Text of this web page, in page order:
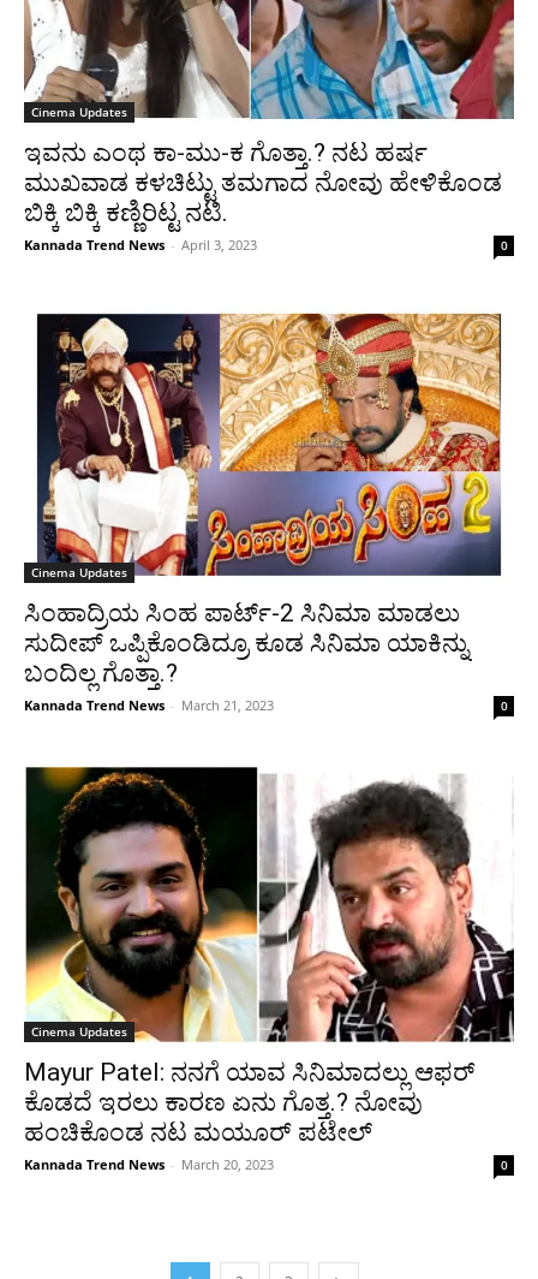
Cinema Updates
ಇವನು ಎಂಥ ಕಾ-ಮು-ಕ ಗೊತ್ತಾ.? ನಟ ಹರ್ಷ
ಮುಖವಾಡ ಕಳಚಿಟ್ಟು ತಮಗಾದ ನೋವು ಹೇಳಿಕೊಂಡ
ಬಿಕ್ಕಿ ಬಿಕ್ಕಿ ಕಣ್ಣಿರಿಟ್ಟ ನಟಿ.
Kannada Trend News - April 3, 2023 0
Cinema Updates
ಸಿಂಹಾದ್ರಿಯ ಸಿಂಹ ಪಾರ್ಟ್-2 ಸಿನಿಮಾ ಮಾಡಲು
ಸುದೀಪ್ ಒಪ್ಪಿಕೊಂಡಿದ್ರೂ ಕೂಡ ಸಿನಿಮಾ ಯಾಕಿನ್ನು
ಬಂದಿಲ್ಲ ಗೊತ್ತಾ.?
Kannada Trend News - March 21, 2023 0
Cinema Updates
Mayur Patel: ನನಗೆ ಯಾವ ಸಿನಿಮಾದಲ್ಲು ಆಫರ್
ಕೊಡದೆ ಇರಲು ಕಾರಣ ಏನು ಗೊತ್ತ.? ನೋವು
ಹಂಚಿಕೊಂಡ ನಟ ಮಯೂರ್ ಪಟೇಲ್
Kannada Trend News - March 20, 2023 0